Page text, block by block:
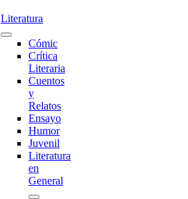
Literatura
Cómic
Crítica
Literaria
Cuentos
y
Relatos
Ensayo
Humor
Juvenil
Literatura
en
General